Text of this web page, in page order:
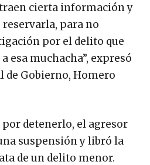
cierta información y
para no
por el delito que
esa muchacha”, expresó
de Gobierno, Homero
por detenerlo, el agresor
suspensión y libró la
de un delito menor.